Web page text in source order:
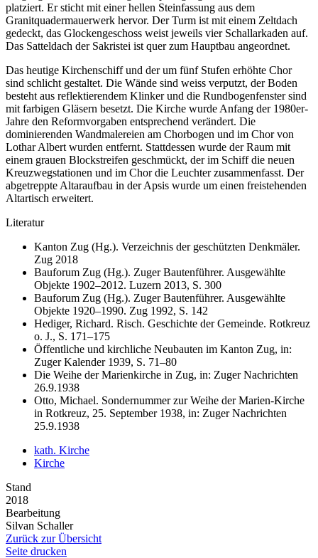
platziert. Er sticht mit einer hellen Steinfassung aus dem
Granitquadermauerwerk hervor. Der Turm ist mit einem Zeltdach
gedeckt, das Glockengeschoss weist jeweils vier Schallarkaden auf.
Das Satteldach der Sakristei ist quer zum Hauptbau angeordnet.
Das heutige Kirchenschiff und der um fünf Stufen erhöhte Chor
sind schlicht gestaltet. Die Wände sind weiss verputzt, der Boden
besteht aus reflektierendem Klinker und die Rundbogenfenster sind
mit farbigen Gläsern besetzt. Die Kirche wurde Anfang der 1980er-
Jahre den Reformvorgaben entsprechend verändert. Die
dominierenden Wandmalereien am Chorbogen und im Chor von
Lothar Albert wurden entfernt. Stattdessen wurde der Raum mit
einem grauen Blockstreifen geschmückt, der im Schiff die neuen
Kreuzwegstationen und im Chor die Leuchter zusammenfasst. Der
abgetreppte Altaraufbau in der Apsis wurde um einen freistehenden
Altartisch erweitert.
Literatur
Kanton Zug (Hg.). Verzeichnis der geschützten Denkmäler.
Zug 2018
Bauforum Zug (Hg.). Zuger Bautenführer. Ausgewählte
Objekte 1902–2012. Luzern 2013, S. 300
Bauforum Zug (Hg.). Zuger Bautenführer. Ausgewählte
Objekte 1920–1990. Zug 1992, S. 142
Hediger, Richard. Risch. Geschichte der Gemeinde. Rotkreuz
o. J., S. 171–175
Öffentliche und kirchliche Neubauten im Kanton Zug, in:
Zuger Kalender 1939, S. 71–80
Die Weihe der Marienkirche in Zug, in: Zuger Nachrichten
26.9.1938
Otto, Michael. Sondernummer zur Weihe der Marien-Kirche
in Rotkreuz, 25. September 1938, in: Zuger Nachrichten
25.9.1938
kath. Kirche
Kirche
Stand
2018
Bearbeitung
Silvan Schaller
Zurück zur Übersicht
Seite drucken